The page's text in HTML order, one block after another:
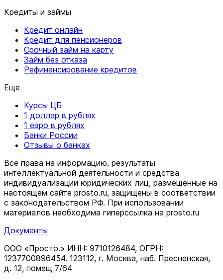
Кредиты и займы
Кредит онлайн
Кредит для пенсионеров
Срочный займ на карту
Займ без отказа
Рефинансирование кредитов
Еще
Курсы ЦБ
1 доллар в рублях
1 евро в рублях
Банки России
Отзывы о банках
Все права на информацию, результаты
интеллектуальной деятельности и средства
индивидуализации юридических лиц, размещенные на
настоящем сайте prosto.ru, защищены в соответствии
c законодательством РФ. При использовании
материалов необходима гиперссылка на prosto.ru
Документы
ООО «Просто.» ИНН: 9710126484, ОГРН:
1237700896454. 123112, г. Москва, наб. Пресненская,
д. 12, помещ 7/64